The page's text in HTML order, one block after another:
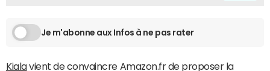
Je m'abonne aux Infos à ne pas rater
Kialavient de convaincre Amazon.fr de proposer la